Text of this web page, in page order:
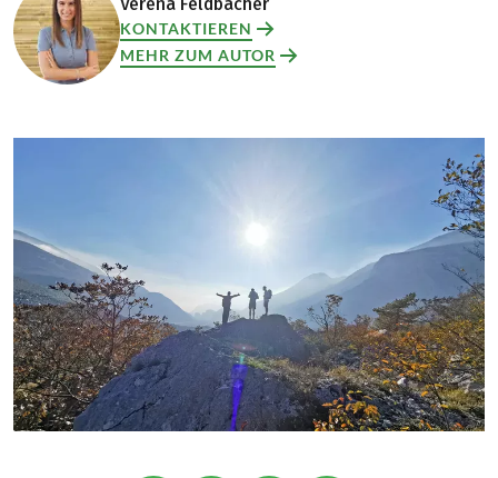
KONTAKTIEREN
MEHR ZUM AUTOR